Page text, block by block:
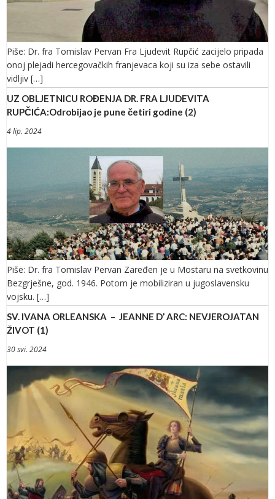
Piše: Dr. fra Tomislav Pervan Fra Ljudevit Rupčić zacijelo pripada
onoj plejadi hercegovačkih franjevaca koji su iza sebe ostavili
vidljiv […]
UZ OBLJETNICU ROĐENJA DR. FRA LJUDEVITA
RUPČIĆA:Odrobijao je pune četiri godine (2)
4 lip. 2024
Piše: Dr. fra Tomislav Pervan Zaređen je u Mostaru na svetkovinu
Bezgrješne, god. 1946. Potom je mobiliziran u jugoslavensku
vojsku. […]
SV. IVANA ORLEANSKA – JEANNE D’ ARC: NEVJEROJATAN
ŽIVOT (1)
30 svi. 2024